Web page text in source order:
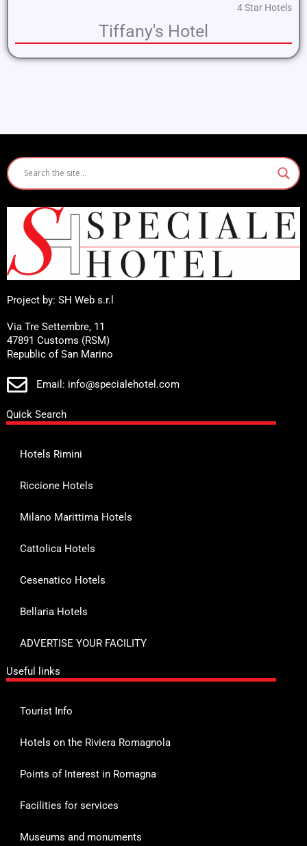
4 Star Hotels
Tiffany's Hotel
Project by: SH Web s.r.l
Via Tre Settembre, 11
47891 Customs (RSM)
Republic of San Marino
Email: info@specialehotel.com
Quick Search
Hotels Rimini
Riccione Hotels
Milano Marittima Hotels
Cattolica Hotels
Cesenatico Hotels
Bellaria Hotels
ADVERTISE YOUR FACILITY
Useful links
Tourist Info
Hotels on the Riviera Romagnola
Points of Interest in Romagna
Facilities for services
Museums and monuments